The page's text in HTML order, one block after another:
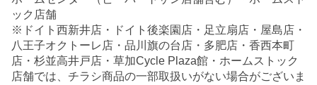
ック店舗
※ドイト西新井店・ドイト後楽園店・足立扇店・屋島店・
八王子オクトーレ店・品川旗の台店・多肥店・香西本町
店・杉並高井戸店・草加Cycle Plaza館・ホームストック
店舗では、チラシ商品の一部取扱いがない場合がございま